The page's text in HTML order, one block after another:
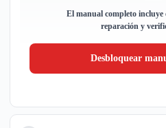
El manual completo incluye
reparación y
Desbloquear